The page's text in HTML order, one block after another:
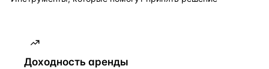
Доходность аренды